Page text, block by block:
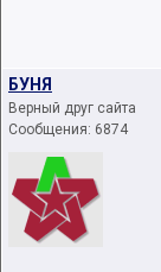
БУНЯ
Верный друг сайта
Сообщения: 6874